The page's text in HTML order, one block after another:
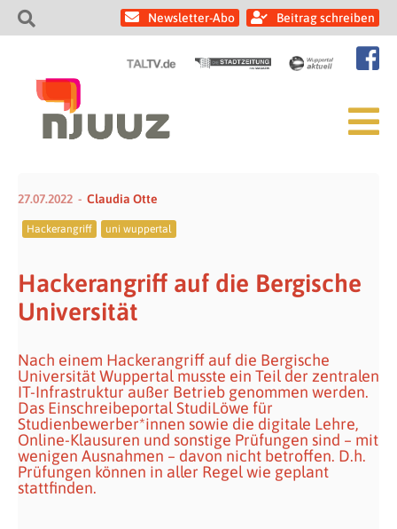
Newsletter-Abo Beitrag schreiben
27.07.2022 Claudia Otte
Hackerangriff uni wuppertal
Hackerangriff auf die Bergische
Universität
Nach einem Hackerangriff auf die Bergische
Universität Wuppertal musste ein Teil der zentralen
IT-Infrastruktur außer Betrieb genommen werden.
Das Einschreibeportal StudiLöwe für
Studienbewerber*innen sowie die digitale Lehre,
Online-Klausuren und sonstige Prüfungen sind – mit
wenigen Ausnahmen – davon nicht betroffen. D.h.
Prüfungen können in aller Regel wie geplant
stattfinden.